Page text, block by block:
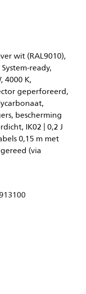
wit (RAL9010),
ready,
4000 K,
geperforeerd,
bescherming
IK02 | 0,2 J
0,15 m met
(via